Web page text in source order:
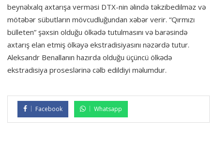
beynəlxalq axtarışa verməsi DTX-nin əlində təkzibedilməz və
mötəbər sübutların mövcudluğundan xəbər verir. “Qırmızı
bülleten” şəxsin olduğu ölkədə tutulmasını və barəsində
axtarış elan etmiş ölkəyə ekstradisiyasını nəzərdə tutur.
Aleksandr Benallanın hazırda olduğu üçüncü ölkədə
ekstradisiya proseslərinə cəlb edildiyi məlumdur.
Facebook Whatsapp